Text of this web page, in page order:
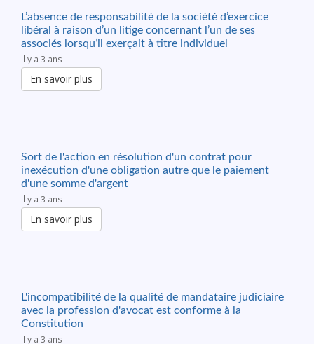
L’absence de responsabilité de la société d’exercice
libéral à raison d’un litige concernant l’un de ses
associés lorsqu’il exerçait à titre individuel
il y a 3 ans
En savoir plus
Sort de l'action en résolution d'un contrat pour
inexécution d'une obligation autre que le paiement
d'une somme d'argent
il y a 3 ans
En savoir plus
L'incompatibilité de la qualité de mandataire judiciaire
avec la profession d'avocat est conforme à la
Constitution
il y a 3 ans